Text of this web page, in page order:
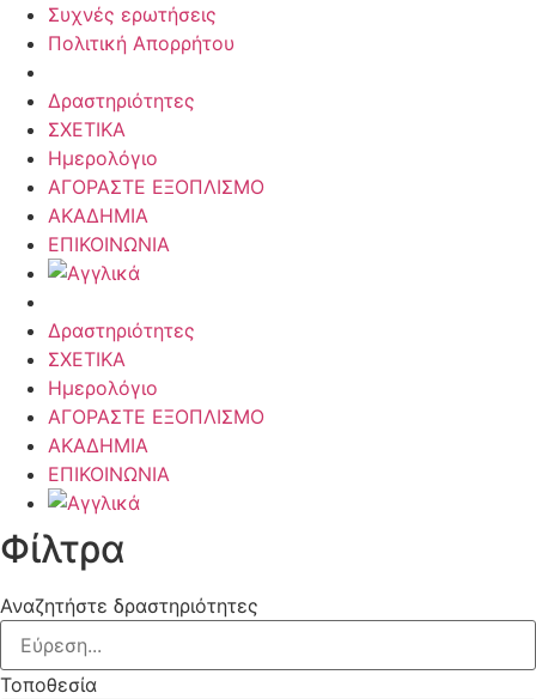
Συχνές ερωτήσεις
Πολιτική Απορρήτου
Δραστηριότητες
ΣΧΕΤΙΚΑ
Ημερολόγιο
ΑΓΟΡΑΣΤΕ ΕΞΟΠΛΙΣΜΟ
ΑΚΑΔΗΜΙΑ
ΕΠΙΚΟΙΝΩΝΙΑ
Δραστηριότητες
ΣΧΕΤΙΚΑ
Ημερολόγιο
ΑΓΟΡΑΣΤΕ ΕΞΟΠΛΙΣΜΟ
ΑΚΑΔΗΜΙΑ
ΕΠΙΚΟΙΝΩΝΙΑ
Φίλτρα
Αναζητήστε δραστηριότητες
Τοποθεσία